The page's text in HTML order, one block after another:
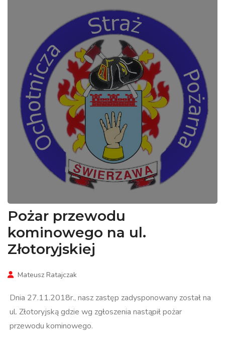
Pożar przewodu
kominowego na ul.
Złotoryjskiej
Mateusz Ratajczak
Dnia 27.11.2018r., nasz zastęp zadysponowany został na
ul. Złotoryjską gdzie wg zgłoszenia nastąpił pożar
przewodu kominowego.